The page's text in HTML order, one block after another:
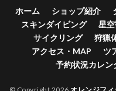
ホーム ショップ紹介
スキンダイビング
星
サイクリング
狩猟
アクセス・MAP
ツ
予約状況カレン